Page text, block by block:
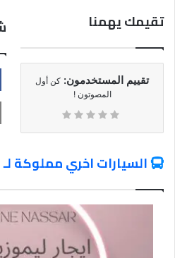
تقيمك يهمنا
تقييم المستخدمون: كن أول
المصوتون !
السيارات اخري مملوكة لـ limousineinmasr